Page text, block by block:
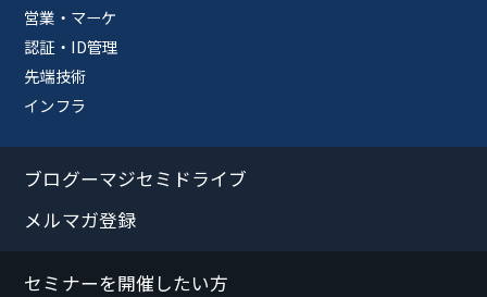
営業・マーケ
認証・ID管理
先端技術
インフラ
ブログーマジセミドライブ
メルマガ登録
セミナーを開催したい方